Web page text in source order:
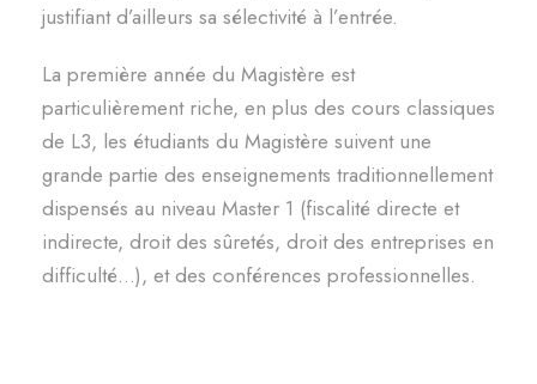
justifiant d’ailleurs sa sélectivité à l’entrée.
La première année du Magistère est
particulièrement riche, en plus des cours classiques
de L3, les étudiants du Magistère suivent une
grande partie des enseignements traditionnellement
dispensés au niveau Master 1 (fiscalité directe et
indirecte, droit des sûretés, droit des entreprises en
difficulté…), et des conférences professionnelles.